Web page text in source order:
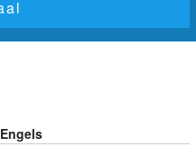
Engels